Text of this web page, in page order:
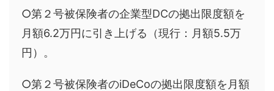
○第２号被保険者の企業型DCの拠出限度額を
月額6.2万円に引き上げる（現行：月額5.5万
円）。
○第２号被保険者のiDeCoの拠出限度額を月額